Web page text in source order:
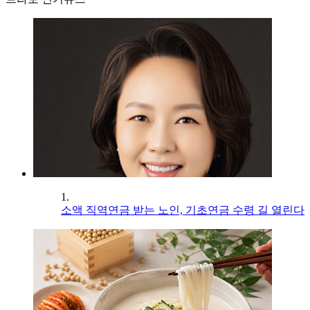
1.
소액 직역연금 받는 노인, 기초연금 수령 길 열린다